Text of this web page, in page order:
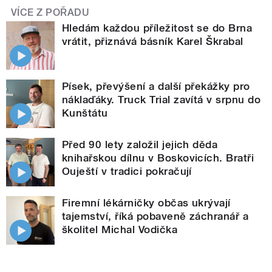
VÍCE Z POŘADU
Hledám každou příležitost se do Brna
vrátit, přiznává básník Karel Škrabal
Písek, převýšení a další překážky pro
náklaďáky. Truck Trial zavítá v srpnu do
Kunštátu
Před 90 lety založil jejich děda
knihařskou dílnu v Boskovicích. Bratři
Ouještí v tradici pokračují
Firemní lékárničky občas ukrývají
tajemství, říká pobaveně záchranář a
školitel Michal Vodička